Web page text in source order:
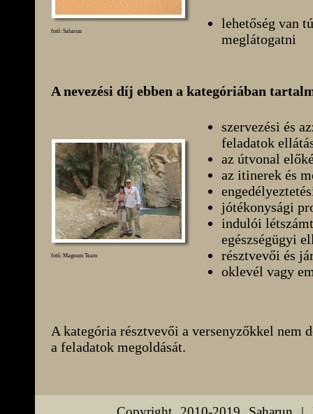
fotó: Saharun
lehetőség van
meglátogatni
A nevezési díj ebben a kategóriában
fotó: Magnum Team
szervezési és
feladatok
az útvonal
az itinerek és
jótékonysági
indulói
egészségügyi
résztvevői és
oklevél vagy
A kategória résztvevői a versenyzőkkel nem
a feladatok megoldását.